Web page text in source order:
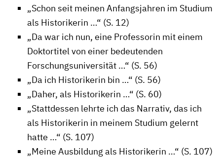
„Schon seit meinen Anfangsjahren im Studium
als Historikerin …“ (S. 12)
„Da war ich nun, eine Professorin mit einem
Doktortitel von einer bedeutenden
Forschungsuniversität …“ (S. 56)
„Da ich Historikerin bin …“ (S. 56)
„Daher, als Historikerin …“ (S. 60)
„Stattdessen lehrte ich das Narrativ, das ich
als Historikerin in meinem Studium gelernt
hatte …“ (S. 107)
„Meine Ausbildung als Historikerin …“ (S. 107)